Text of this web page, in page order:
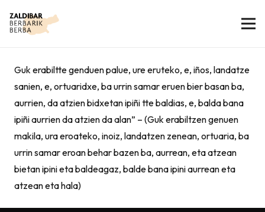
Guk erabiltte genduen palue, ure eruteko, e, iños, landatze
sanien, e, ortuaridxe, ba urrin samar eruen bier basan ba,
aurrien, da atzien bidxetan ipiñi tte baldias, e, balda bana
ipiñi aurrien da atzien da alan” – (Guk erabiltzen genuen
makila, ura eroateko, inoiz, landatzen zenean, ortuaria, ba
urrin samar eroan behar bazen ba, aurrean, eta atzean
bietan ipini eta baldeagaz, balde bana ipini aurrean eta
atzean eta hala)